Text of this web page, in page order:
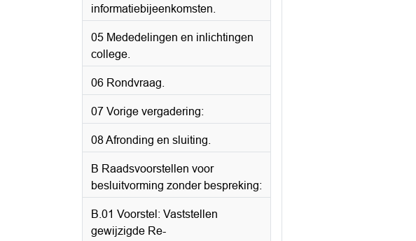
informatiebijeenkomsten.
05 Mededelingen en inlichtingen
college.
06 Rondvraag.
07 Vorige vergadering:
08 Afronding en sluiting.
B Raadsvoorstellen voor
besluitvorming zonder bespreking:
B.01 Voorstel: Vaststellen
gewijzigde Re-